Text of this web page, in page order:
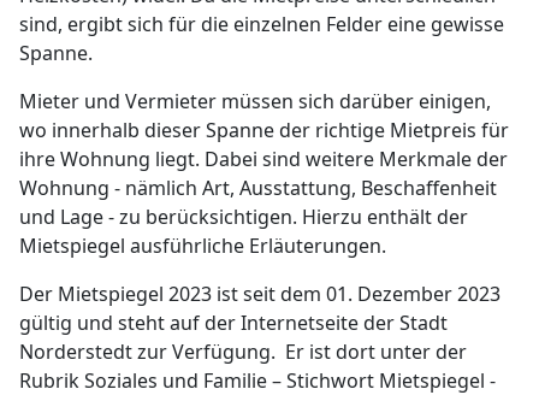
sind, ergibt sich für die einzelnen Felder eine gewisse
Spanne.
Mieter und Vermieter müssen sich darüber einigen,
wo innerhalb dieser Spanne der richtige Mietpreis für
ihre Wohnung liegt. Dabei sind weitere Merkmale der
Wohnung - nämlich Art, Ausstattung, Beschaffenheit
und Lage - zu berücksichtigen. Hierzu enthält der
Mietspiegel ausführliche Erläuterungen.
Der Mietspiegel 2023 ist seit dem 01. Dezember 2023
gültig und steht auf der Internetseite der Stadt
Norderstedt zur Verfügung. Er ist dort unter der
Rubrik Soziales und Familie – Stichwort Mietspiegel -